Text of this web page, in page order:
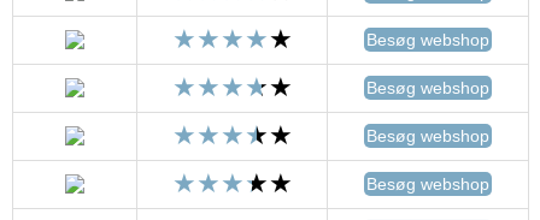
Besøg webshop
Besøg webshop
Besøg webshop
Besøg webshop